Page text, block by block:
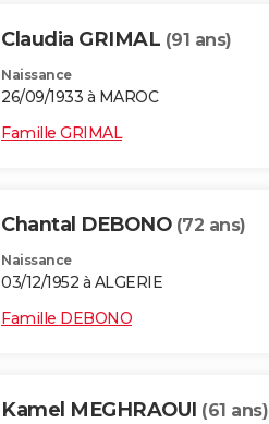
Claudia GRIMAL (91 ans)
Naissance
26/09/1933 à MAROC
Famille GRIMAL
Chantal DEBONO (72 ans)
Naissance
03/12/1952 à ALGERIE
Famille DEBONO
Kamel MEGHRAOUI (61 ans)